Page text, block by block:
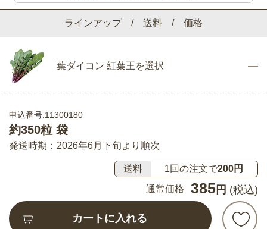
ラインアップ / 送料 / 価格
葉ダイコン 紅葉王を選択
申込番号:11300180
約350粒 袋
発送時期：2026年6月下旬より順次
送料 1回の注文で200円
通常価格
385 円 (税込)
カートに入れる